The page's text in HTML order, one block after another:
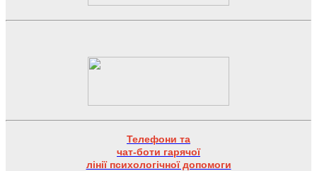
Телефони та
чат-боти гарячої
лінії психологічної допомоги